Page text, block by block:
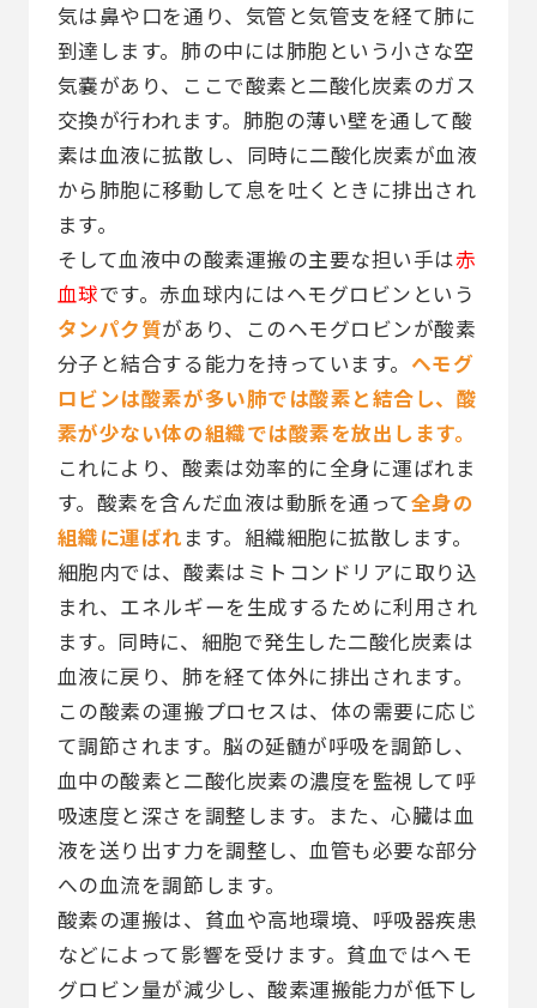
気は鼻や口を通り、気管と気管支を経て肺に
到達します。肺の中には肺胞という小さな空
気嚢があり、ここで酸素と二酸化炭素のガス
交換が行われます。肺胞の薄い壁を通して酸
素は血液に拡散し、同時に二酸化炭素が血液
から肺胞に移動して息を吐くときに排出され
ます。
そして血液中の酸素運搬の主要な担い手は赤
血球です。赤血球内にはヘモグロビンという
タンパク質があり、このヘモグロビンが酸素
分子と結合する能力を持っています。 ヘモグ
ロビンは酸素が多い肺では酸素と結合し、酸
素が少ない体の組織では酸素を放出します。
これにより、酸素は効率的に全身に運ばれま
す。酸素を含んだ血液は動脈を通って全身の
組織に運ばれ ます。組織細胞に拡散します。
細胞内では、酸素はミトコンドリアに取り込
まれ、エネルギーを生成するために利用され
ます。同時に、細胞で発生した二酸化炭素は
血液に戻り、肺を経て体外に排出されます。
この酸素の運搬プロセスは、体の需要に応じ
て調節されます。脳の延髄が呼吸を調節し、
血中の酸素と二酸化炭素の濃度を監視して呼
吸速度と深さを調整します。また、心臓は血
液を送り出す力を調整し、血管も必要な部分
への血流を調節します。
酸素の運搬は、貧血や高地環境、呼吸器疾患
などによって影響を受けます。貧血ではヘモ
グロビン量が減少し、酸素運搬能力が低下し